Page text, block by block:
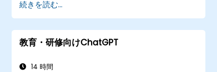
『有益な洞察の生成』および意思決定支援に
ChatGPTを有効活用する能力が身につく。
データサイエンスワークフロー内でChatGPT
を組み込むための最善策を実行できるように
続きを読む...
教育・研修向けChatGPT
14 時間